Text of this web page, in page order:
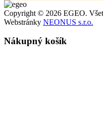
Copyright © 2026 EGEO.
Webstránky NEONUS s.r.o.
Nákupný košík